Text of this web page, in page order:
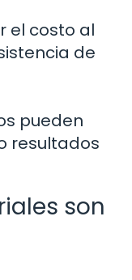
el costo al
de
pueden
resultados
son